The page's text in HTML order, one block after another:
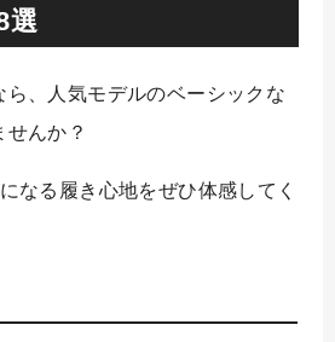
選
ら、人気モデルのベーシックな
せんか？
なる履き心地をぜひ体感してく